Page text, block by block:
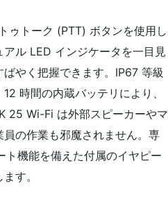
ゥトーク (PTT) ボタンを使用し
ル LED インジケータを一目見
やく把握できます。IP67 等級
時間の内蔵バッテリにより、
25 Wi-Fi は外部スピーカーやマ
の作業も邪魔されません。専
ト機能を備えた付属のイヤピー
す。